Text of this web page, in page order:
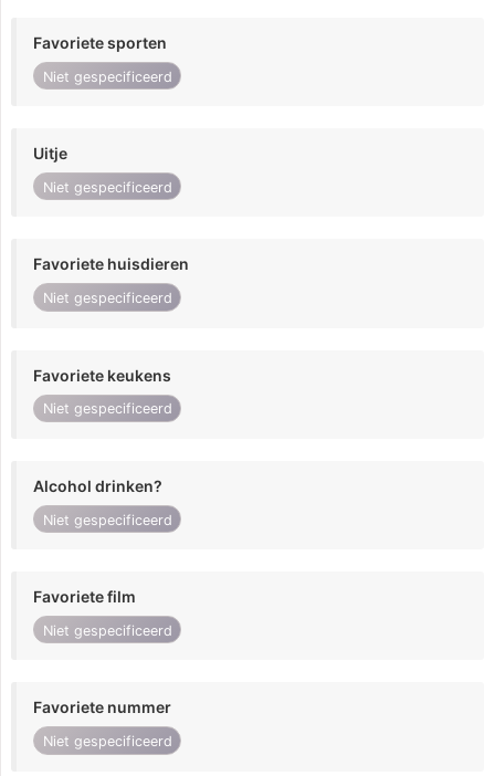
Favoriete sporten
Niet gespecificeerd
Uitje
Niet gespecificeerd
Favoriete huisdieren
Niet gespecificeerd
Favoriete keukens
Niet gespecificeerd
Alcohol drinken?
Niet gespecificeerd
Favoriete film
Niet gespecificeerd
Favoriete nummer
Niet gespecificeerd